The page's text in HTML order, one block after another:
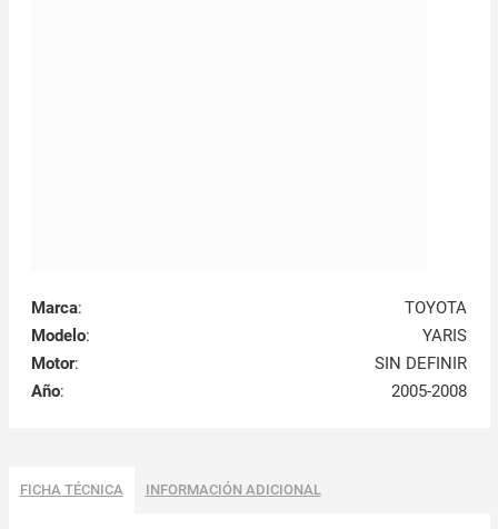
Marca:
TOYOTA
Modelo:
YARIS
Motor:
SIN DEFINIR
Año: 2005-2008
FICHA TÉCNICA INFORMACIÓN ADICIONAL